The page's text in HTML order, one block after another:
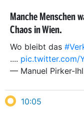
Manche Menschen
Chaos in Wien.
Wo bleibt das
.... pic.twitter.com/
— Manuel Pirker-
10:05